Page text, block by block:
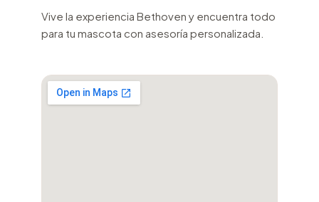
Vive la experiencia Bethoven y encuentra todo
para tu mascota con asesoría personalizada.